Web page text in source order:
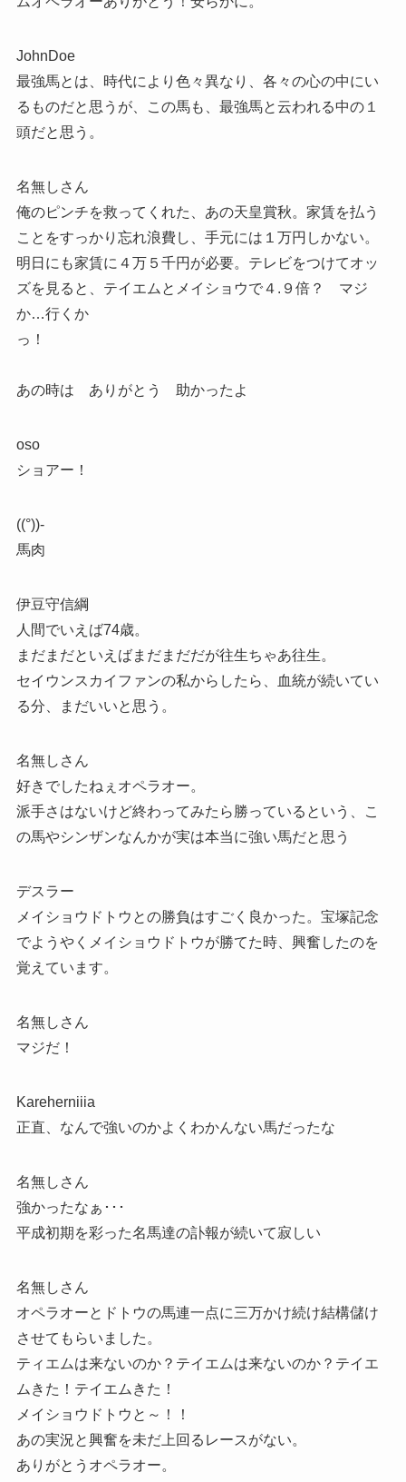
JohnDoe
最強馬とは、時代により色々異なり、各々の心の中にい
るものだと思うが、この馬も、最強馬と云われる中の１
頭だと思う。
名無しさん
俺のピンチを救ってくれた、あの天皇賞秋。家賃を払う
ことをすっかり忘れ浪費し、手元には１万円しかない。
明日にも家賃に４万５千円が必要。テレビをつけてオッ
ズを見ると、テイエムとメイショウで４.９倍？ マジ
か…行くか
っ！
あの時は ありがとう 助かったよ
oso
ショアー！
((°))-
馬肉
伊豆守信綱
人間でいえば74歳。
まだまだといえばまだまだだが往生ちゃあ往生。
セイウンスカイファンの私からしたら、血統が続いてい
る分、まだいいと思う。
名無しさん
好きでしたねぇオペラオー。
派手さはないけど終わってみたら勝っているという、こ
の馬やシンザンなんかが実は本当に強い馬だと思う
デスラー
メイショウドトウとの勝負はすごく良かった。宝塚記念
でようやくメイショウドトウが勝てた時、興奮したのを
覚えています。
名無しさん
マジだ！
Kareherniiia
正直、なんで強いのかよくわかんない馬だったな
名無しさん
強かったなぁ･･･
平成初期を彩った名馬達の訃報が続いて寂しい
名無しさん
オペラオーとドトウの馬連一点に三万かけ続け結構儲け
させてもらいました。
ティエムは来ないのか？テイエムは来ないのか？テイエ
ムきた！テイエムきた！
メイショウドトウと～！！
あの実況と興奮を未だ上回るレースがない。
ありがとうオペラオー。